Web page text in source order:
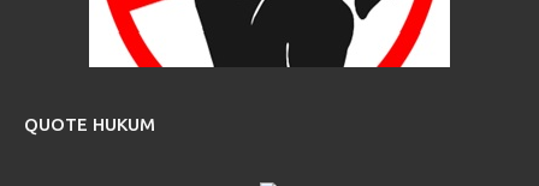
QUOTE HUKUM